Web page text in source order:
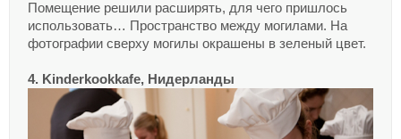
Помещение решили расширять, для чего пришлось
использовать… Пространство между могилами. На
фотографии сверху могилы окрашены в зеленый цвет.
4. Kinderkookkafe, Нидерланды